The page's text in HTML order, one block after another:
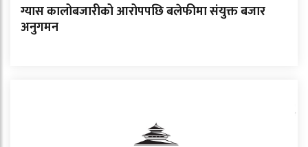
ग्यास कालोबजारीको आरोपपछि बलेफीमा संयुक्त बजार
अनुगमन